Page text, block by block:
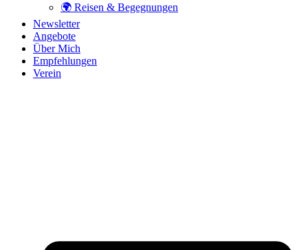
🌍 Reisen & Begegnungen
Newsletter
Angebote
Über Mich
Empfehlungen
Verein